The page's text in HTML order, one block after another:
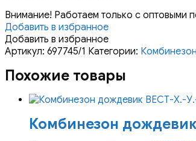
Внимание! Работаем только с оптовыми
Добавить в избранное
Добавить в избранное
Артикул: 697745/1 Категории:
Похожие товары
Комбинезон